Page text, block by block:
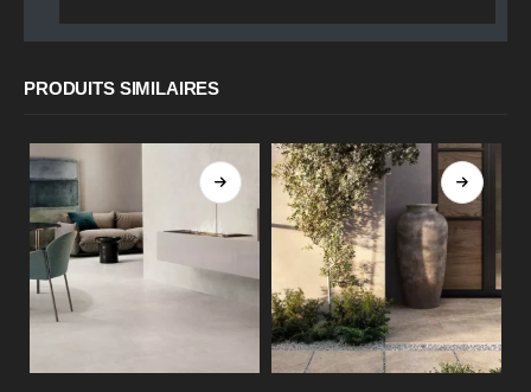
PRODUITS SIMILAIRES